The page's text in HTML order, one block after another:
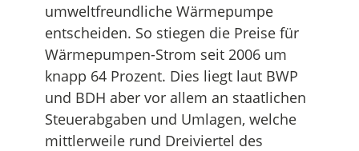
umweltfreundliche Wärmepumpe
entscheiden. So stiegen die Preise für
Wärmepumpen-Strom seit 2006 um
knapp 64 Prozent. Dies liegt laut BWP
und BDH aber vor allem an staatlichen
Steuerabgaben und Umlagen, welche
mittlerweile rund Dreiviertel des